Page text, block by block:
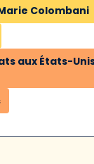
Colombani
aux États-